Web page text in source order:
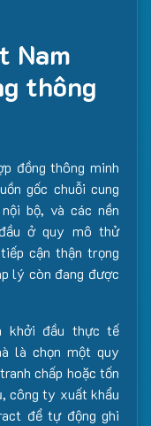
Nam
thông
đồng thông minh
gốc chuỗi cung
bộ, và các nền
ở quy mô thử
cận thận trọng
lý còn đang được
khởi đầu thực tế
là chọn một quy
chấp hoặc tốn
công ty xuất khẩu
để tự động ghi